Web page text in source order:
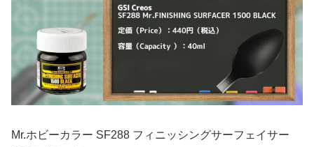
Mr.ホビーカラー SF288 フィニッシングサーフェイサー